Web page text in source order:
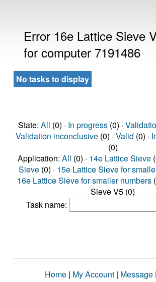
Error 16e Lattice Sieve
for computer 7191486
No tasks to display
State: All (0) · In progress(0) ·
Validation inconclusive(0) · Valid (0) ·
(0)
Application: All (0) · 14e Lattice Sieve
Sieve (0) · 15e Lattice Sieve for
16e Lattice Sieve for smaller numbers
Sieve V5 (0)
Task name:
Home | My Account | Message